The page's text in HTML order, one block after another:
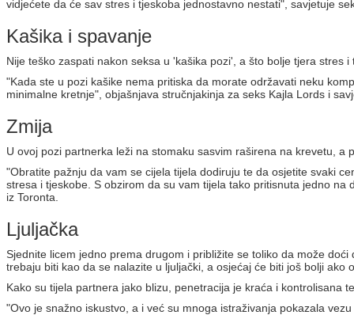
vidjećete da će sav stres i tjeskoba jednostavno nestati", savjetuje
Kašika i spavanje
Nije teško zaspati nakon seksa u 'kašika pozi', a što bolje tjera stres
"Kada ste u pozi kašike nema pritiska da morate održavati neku
minimalne kretnje", objašnjava stručnjakinja za seks Kajla Lords i
Zmija
U ovoj pozi partnerka leži na stomaku sasvim raširena na krevetu,
"Obratite pažnju da vam se cijela tijela dodiruju te da osjetite svaki
stresa i tjeskobe. S obzirom da su vam tijela tako pritisnuta jedno
iz Toronta.
Ljuljačka
Sjednite licem jedno prema drugom i približite se toliko da može
trebaju biti kao da se nalazite u ljuljački, a osjećaj će biti još bolji ako
Kako su tijela partnera jako blizu, penetracija je kraća i kontrolisana
"Ovo je snažno iskustvo, a i već su mnoga istraživanja pokazala